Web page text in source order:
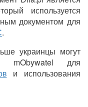
используется
документом для
.
украинцы могут
mObywatel для
и использования